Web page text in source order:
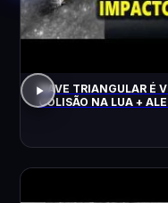
NAVE TRIANGULAR É
COLISÃO NA LUA +